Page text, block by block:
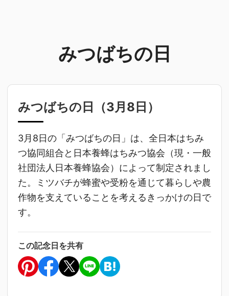
みつばちの日
みつばちの日（3月8日 ）
3月8日の「みつばちの日」は、全日本はちみ
つ協同組合と日本養蜂はちみつ協会（現・一般
社団法人日本養蜂協会）によって制定されまし
た。ミツバチが蜂蜜や受粉を通じて暮らしや農
作物を支えていることを考えるきっかけの日で
す。
この記念日を共有